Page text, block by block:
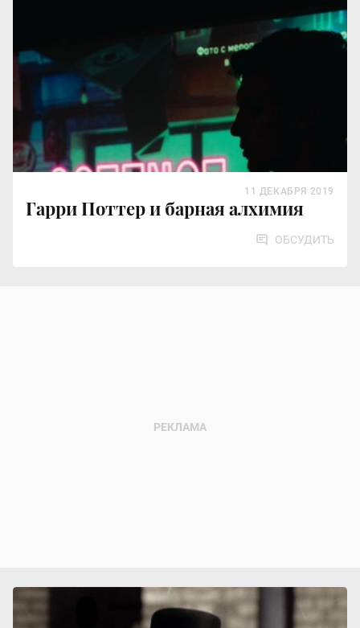
Гарри Поттер и барная алхимия
11 ДЕКАБРЯ 2019
ОБСУДИТЬ